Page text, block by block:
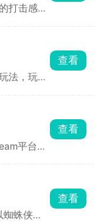
打击感非
，面对强
些模式里
纵喜爱的
力。
法，玩家
技能招式
斩杀魔
。
查看
平台移
需要通过
餐具、文
位，整理
查看
蛛侠为
查看